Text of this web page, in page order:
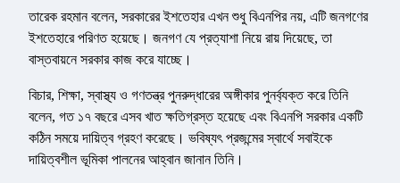
তারেক রহমান বলেন, সরকারের ইশতেহার এখন শুধু বিএনপির নয়, এটি জনগণের
ইশতেহারে পরিণত হয়েছে। জনগণ যে প্রত্যাশা নিয়ে রায় দিয়েছে, তা
বাস্তবায়নে সরকার কাজ করে যাচ্ছে।
বিচার, শিক্ষা, স্বাস্থ্য ও গণতন্ত্র পুনরুদ্ধারের অঙ্গীকার পুনর্ব্যক্ত করে তিনি
বলেন, গত ১৭ বছরে এসব খাত ক্ষতিগ্রস্ত হয়েছে এবং বিএনপি সরকার একটি
কঠিন সময়ে দায়িত্ব গ্রহণ করেছে। ভবিষ্যৎ প্রজন্মের স্বার্থে সবাইকে
দায়িত্বশীল ভূমিকা পালনের আহ্বান জানান তিনি।